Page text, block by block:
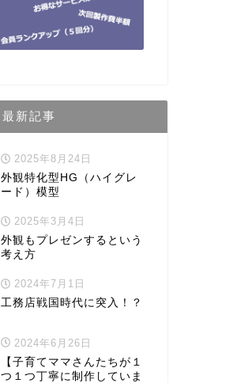
最新記事
2025年8月24日
外観特化型HG（ハイグレ
ード）模型
2025年3月4日
外観もプレゼンするという
考え方
2024年7月1日
工務店戦国時代に突入！？
2024年6月26日
【子育てママさんたちが１
つ１つ丁寧に制作していま